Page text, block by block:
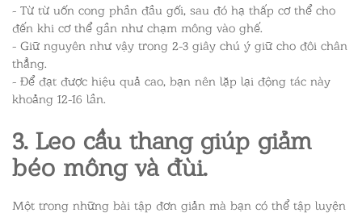
- Từ từ uốn cong phần đầu gối, sau đó hạ thấp cơ thể cho
đến khi cơ thể gần như chạm mông vào ghế.
- Giữ nguyên như vậy trong 2-3 giây chú ý giữ cho đôi chân
thẳng.
- Để đạt được hiệu quả cao, bạn nên lặp lại động tác này
khoảng 12-16 lần.
3. Leo cầu thang giúp giảm
béo mông và đùi.
Một trong những bài tập đơn giản mà bạn có thể tập luyện